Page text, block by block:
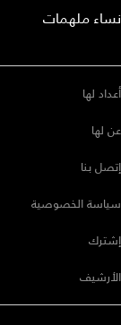
نساء ملهمات
أعداد لها
عن لها
إتصل بنا
سياسة الخصوصية
إشترك
الأرشيف